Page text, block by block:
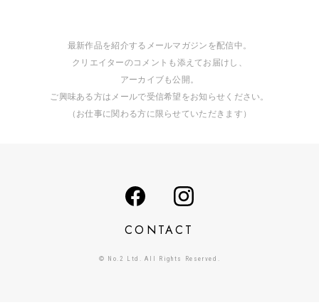
最新作品を紹介するメールマガジンを配信中。
クリエイターのコメントも添えてお届けし、
アーカイブも公開。
ご興味ある方はメールで受信希望をお知らせください。
（お仕事に関わる方に限らせていただきます）
CONTACT
© No.2 Ltd. All Rights Reserved.